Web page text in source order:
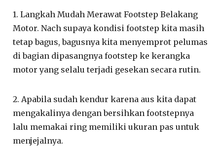
1. Langkah Mudah Merawat Footstep Belakang
Motor. Nach supaya kondisi footstep kita masih
tetap bagus, bagusnya kita menyemprot pelumas
di bagian dipasangnya footstep ke kerangka
motor yang selalu terjadi gesekan secara rutin.
2. Apabila sudah kendur karena aus kita dapat
mengakalinya dengan bersihkan footstepnya
lalu memakai ring memiliki ukuran pas untuk
menjejalnya.